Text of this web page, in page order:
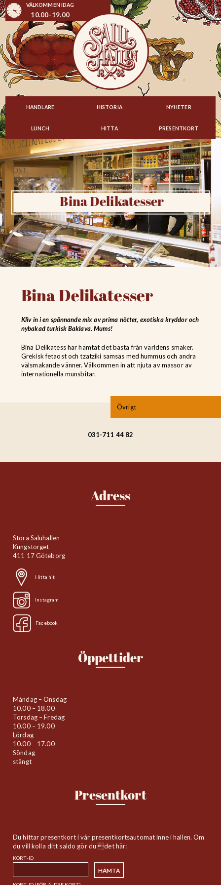
VÄLKOMMEN IDAG
10.00–19.00
HANDLARE HISTORIA NYHETER
LUNCH HITTA PRESENTKORT
Bina Delikatesser
Bina Delikatesser
Kliv in i en spännande mix av prima nötter, exotiska kryddor och
nybakad turkisk Baklava. Mums!
Bina Delikatess har hämtat det bästa från världens smaker.
Grekisk fetaost och tzatziki samsas med hummus och andra
välsmakande vänner. Välkommen in att njuta av massor av
internationella munsbitar.
Övrigt
031-711 44 82
Adress
Stora Saluhallen
Kungstorget
411 17 Göteborg
Hitta hit
Instagram
Facebook
Öppettider
Måndag – Onsdag
10.00 – 18.00
Torsdag – Fredag
10.00 – 19.00
Lördag
10.00 – 17.00
Söndag
stängt
Presentkort
Du hittar presentkort i vår presentkortsautomat inne i hallen. Om
du vill kolla ditt saldo gör du det här:
KORT-ID